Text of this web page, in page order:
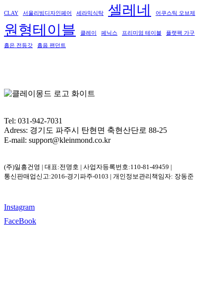
CLAY 서울리빙디자인페어 세라믹식탁 셀레네 어쿠스틱 오브제
원형테이블 클레이 페닉스 프리미엄 테이블 플랫팩 가구
흡은 전등갓 흡음 팬던트
Tel: 031-942-7031
Adress: 경기도 파주시 탄현면 축현산단로 88-25
E-mail: support@kleinmond.co.kr
(주)일흥건영 | 대표:전명호 | 사업자등록번호:110-81-49459 |
통신판매업신고:2016-경기파주-0103 | 개인정보관리책임자: 장동준
Instagram
FaceBook